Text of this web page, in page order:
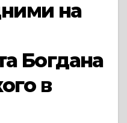
на
Богдана
в